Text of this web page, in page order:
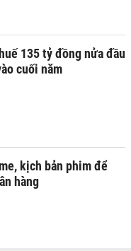
135 tỷ đồng nửa đầu
cuối năm
kịch bản phim để
hàng